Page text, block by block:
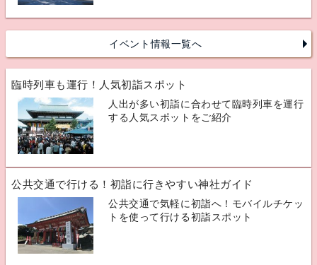
イベント情報一覧へ
臨時列車も運行！人気初詣スポット
人出が多い初詣に合わせて臨時列車を運行
する人気スポットをご紹介
公共交通で行ける！初詣に行きやすい神社ガイド
公共交通で気軽に初詣へ！モバイルチケッ
トを使って行ける初詣スポット